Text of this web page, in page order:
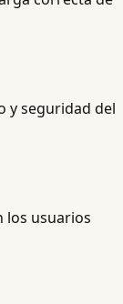
y seguridad del
los usuarios